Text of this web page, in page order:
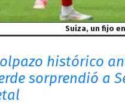
Suiza, un fijo
histórico
sorprendió a